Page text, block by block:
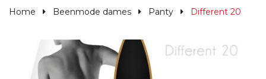
Home Beenmode dames Panty Different 20